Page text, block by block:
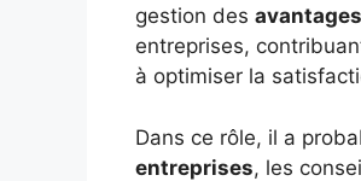
gestion des
entreprises,
à optimiser la
Dans ce rôle, il a
entreprises, les